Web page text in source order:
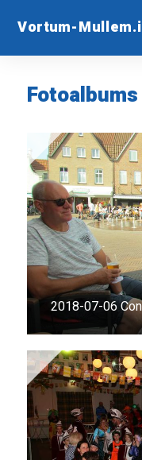
Vortum-
Fotoalbums
2018-07-06